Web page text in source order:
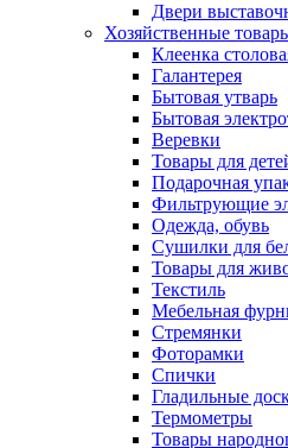
Двери
Хозяйственные
Клеенка
Галантерея
Бытовая утварь
Бытовая
Веревки
Товары для
Подарочная
Фильтрующие
Одежда, обувь
Сушилки для
Товары для
Текстиль
Мебельная
Стремянки
Фоторамки
Спички
Гладильные
Термометры
Товары